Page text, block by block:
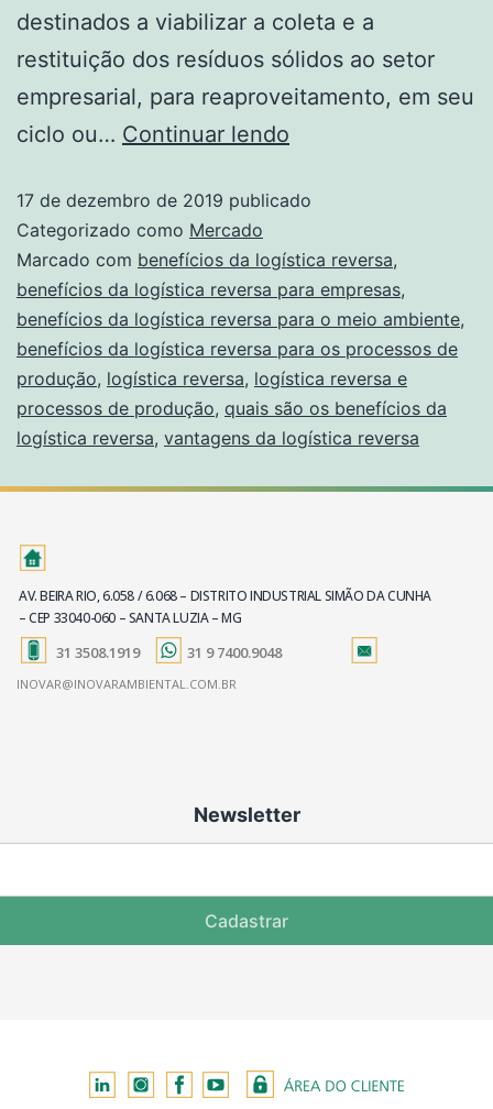
destinados a viabilizar a coleta e a
restituição dos resíduos sólidos ao setor
empresarial, para reaproveitamento, em seu
ciclo ou… Continuar lendo
17 de dezembro de 2019 publicado
Categorizado como Mercado
Marcado com benefícios da logística reversa,
benefícios da logística reversa para empresas,
benefícios da logística reversa para o meio ambiente,
benefícios da logística reversa para os processos de
produção, logística reversa, logística reversa e
processos de produção, quais são os benefícios da
logística reversa, vantagens da logística reversa
AV. BEIRA RIO, 6.058 / 6.068 – DISTRITO INDUSTRIAL SIMÃO DA CUNHA
– CEP 33040-060 – SANTA LUZIA – MG
31 3508.1919 31 9 7400.9048
INOVAR@INOVARAMBIENTAL.COM.BR
Newsletter
Cadastrar